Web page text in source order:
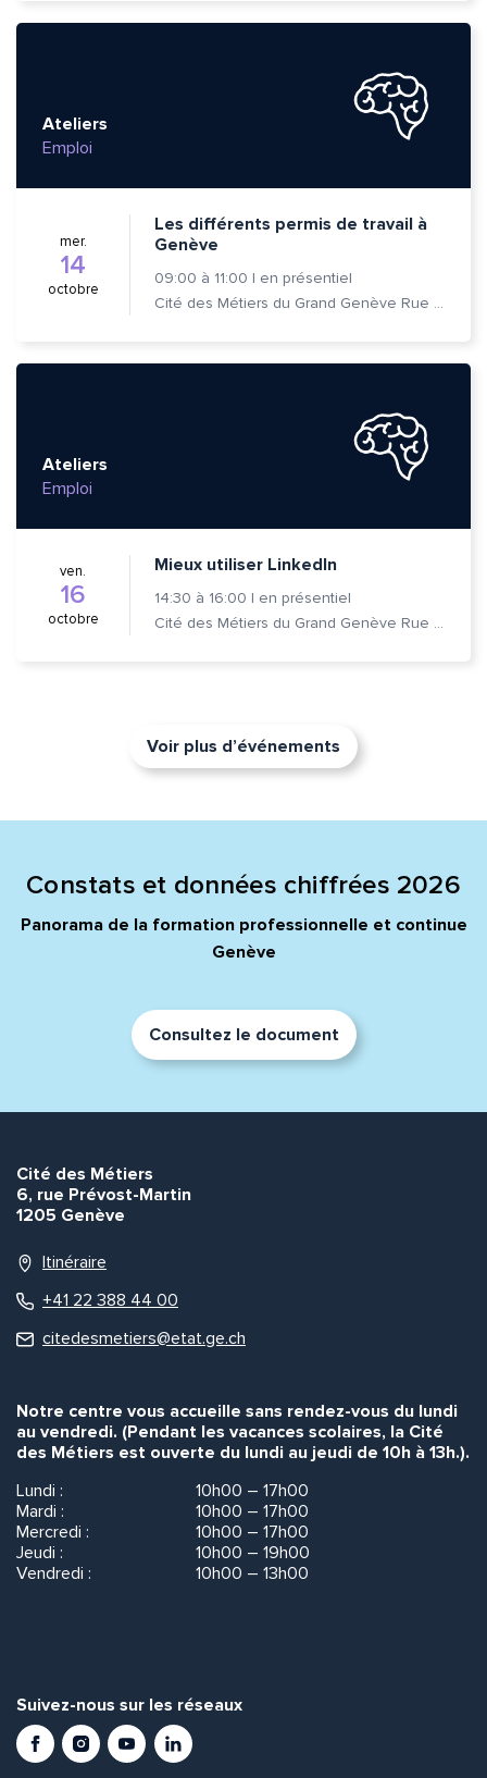
Ateliers
Emploi
mer.
14
octobre
Les différents permis de travail à
Genève
09:00 à 11:00 | en présentiel
Cité des Métiers du Grand Genève Rue Prévost-Martin 6 1205 Genève
Ateliers
Emploi
ven.
16
octobre
Mieux utiliser LinkedIn
14:30 à 16:00 | en présentiel
Cité des Métiers du Grand Genève Rue Prévost-Martin 6 1205 Genève
Voir plus d’événements
Constats et données chiffrées 2026
Panorama de la formation professionnelle et continue
Genève
Consultez le document
Cité des Métiers
6, rue Prévost-Martin
1205 Genève
Itinéraire
+41 22 388 44 00
citedesmetiers@etat.ge.ch
Notre centre vous accueille sans rendez-vous du lundi
au vendredi. (Pendant les vacances scolaires, la Cité
des Métiers est ouverte du lundi au jeudi de 10h à 13h.).
Lundi :
10h00 – 17h00
Mardi :
10h00 – 17h00
Mercredi :
10h00 – 17h00
Jeudi :
10h00 – 19h00
Vendredi :
10h00 – 13h00
Suivez-nous sur les réseaux
FacebookInstagramYoutubeLinkedIn